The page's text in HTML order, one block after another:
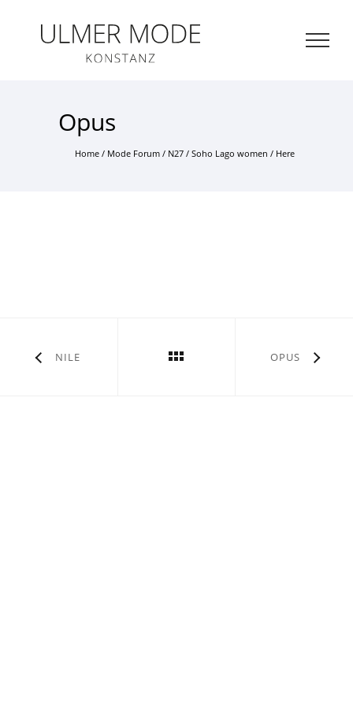
ZUM HAUPTINHALT SPRINGEN
Opus
Home / Mode Forum / N27 / Soho Lago women / Here
NILE OPUS